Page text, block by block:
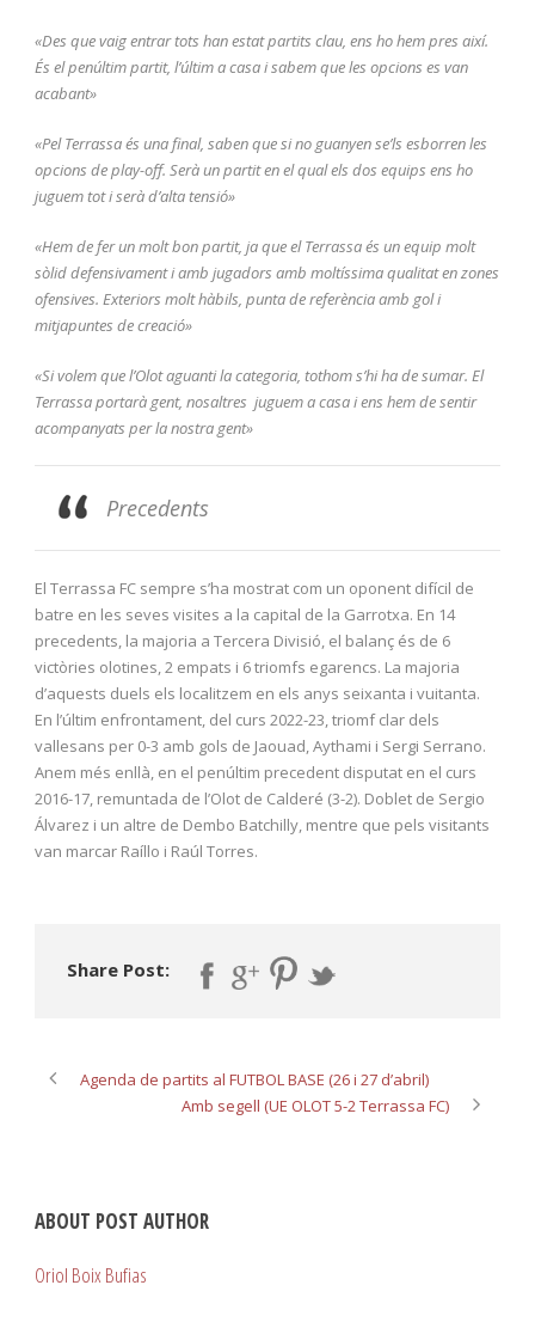
«Des que vaig entrar tots han estat partits clau, ens ho hem pres així.
És el penúltim partit, l’últim a casa i sabem que les opcions es van
acabant»
«Pel Terrassa és una final, saben que si no guanyen se’ls esborren les
opcions de play-off. Serà un partit en el qual els dos equips ens ho
juguem tot i serà d’alta tensió»
«Hem de fer un molt bon partit, ja que el Terrassa és un equip molt
sòlid defensivament i amb jugadors amb moltíssima qualitat en zones
ofensives. Exteriors molt hàbils, punta de referència amb gol i
mitjapuntes de creació»
«Si volem que l’Olot aguanti la categoria, tothom s’hi ha de sumar. El
Terrassa portarà gent, nosaltres juguem a casa i ens hem de sentir
acompanyats per la nostra gent»
Precedents
El Terrassa FC sempre s’ha mostrat com un oponent difícil de
batre en les seves visites a la capital de la Garrotxa. En 14
precedents, la majoria a Tercera Divisió, el balanç és de 6
victòries olotines, 2 empats i 6 triomfs egarencs. La majoria
d’aquests duels els localitzem en els anys seixanta i vuitanta.
En l’últim enfrontament, del curs 2022-23, triomf clar dels
vallesans per 0-3 amb gols de Jaouad, Aythami i Sergi Serrano.
Anem més enllà, en el penúltim precedent disputat en el curs
2016-17, remuntada de l’Olot de Calderé (3-2). Doblet de Sergio
Álvarez i un altre de Dembo Batchilly, mentre que pels visitants
van marcar Raíllo i Raúl Torres.
Share Post:
Agenda de partits al FUTBOL BASE (26 i 27 d’abril)
Amb segell (UE OLOT 5-2 Terrassa FC)
ABOUT POST AUTHOR
Oriol Boix Bufias